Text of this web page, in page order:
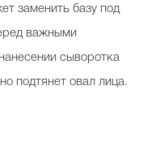
заменить базу под
важными
сыворотка
подтянет овал лица.